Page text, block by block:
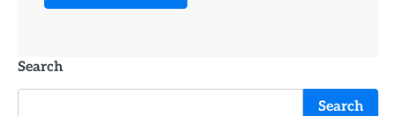
Search
Search